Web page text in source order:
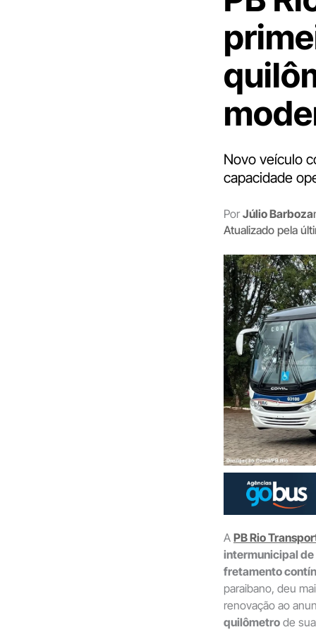
Novo veículo
capacidade
Por Júlio Barboza
Atualizado pela
A PB Rio
intermunicipal de
fretamento
paraibano, deu
renovação ao
quilômetro de